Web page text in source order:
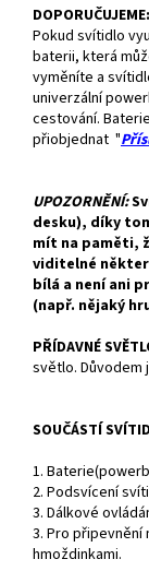
DOPORUČUJEME:
Pokud svítidlo
baterii, která
vyměníte a
univerzální
cestování.
přiobjednat "
UPOZORNĚNÍ:
desku), díky
mít na paměti,
viditelné
bílá a není ani
(např. nějaký
PŘÍDAVNÉ
světlo.
SOUČÁSTÍ
1.
2. Podsvícení
3. Dálkové
3. Pro připevnění
hmoždinkami.